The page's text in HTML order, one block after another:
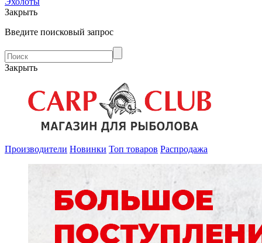
Закрыть
Введите поисковый запрос
Закрыть
Производители Новинки Топ товаров Распродажа